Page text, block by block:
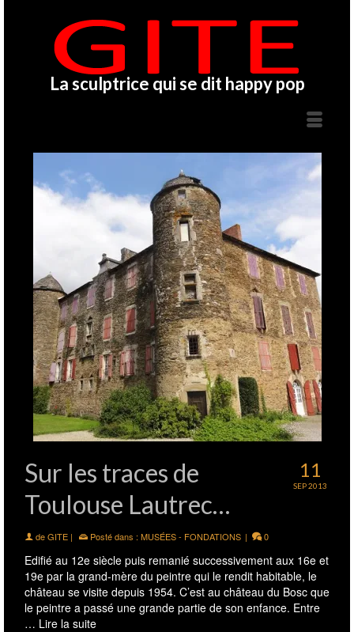
La sculptrice qui se dit happy pop
11
SEP 2013
Sur les traces de
Toulouse Lautrec…
deGITE | Posté dans : MUSÉES - FONDATIONS | 0
Edifié au 12e siècle puis remanié successivement aux 16e et
19e par la grand-mère du peintre qui le rendit habitable, le
château se visite depuis 1954. C’est au château du Bosc que
le peintre a passé une grande partie de son enfance. Entre
… Lire la suite